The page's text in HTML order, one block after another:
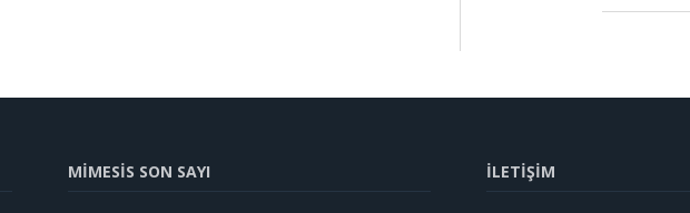
MİMESİS SON SAYI İLETİŞİM